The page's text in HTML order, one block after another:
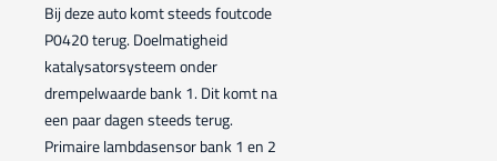
Bij deze auto komt steeds foutcode
P0420 terug. Doelmatigheid
katalysatorsysteem onder
drempelwaarde bank 1. Dit komt na
een paar dagen steeds terug.
Primaire lambdasensor bank 1 en 2